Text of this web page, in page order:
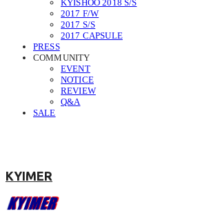
KYISHOO 2018 S/S
2017 F/W
2017 S/S
2017 CAPSULE
PRESS
COMMUNITY
EVENT
NOTICE
REVIEW
Q&A
SALE
KYIMER